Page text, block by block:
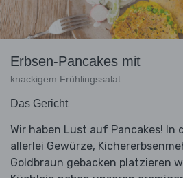
Erbsen-Pancakes mit
knackigem Frühlingssalat
Das Gericht
Wir haben Lust auf Pancakes! In
allerlei Gewürze,
Goldbraun gebacken platzieren